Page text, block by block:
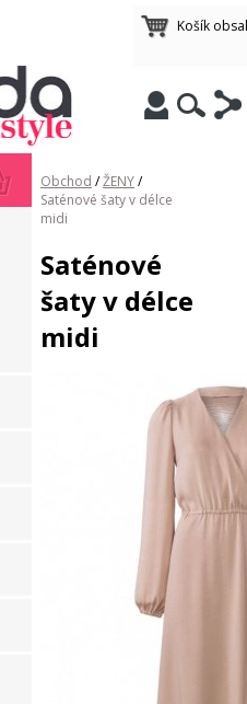
Košík
Obchod /ŽENY/
Saténové šaty v délce
midi
Saténové
šaty v délce
midi